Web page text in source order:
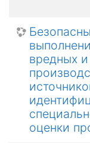
вредных
оценки